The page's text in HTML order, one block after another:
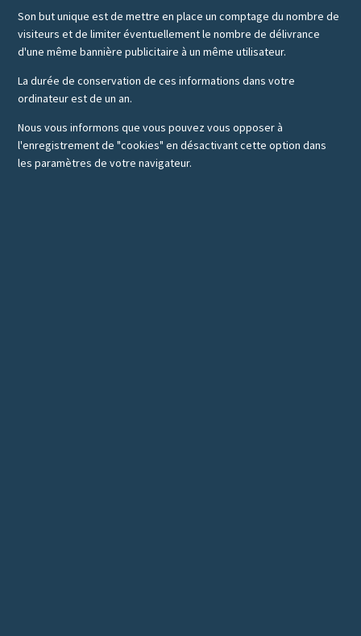
Son but unique est de mettre en place un comptage du nombre de
visiteurs et de limiter éventuellement le nombre de délivrance
d'une même bannière publicitaire à un même utilisateur.
La durée de conservation de ces informations dans votre
ordinateur est de un an.
Nous vous informons que vous pouvez vous opposer à
l'enregistrement de "cookies" en désactivant cette option dans
les paramètres de votre navigateur.